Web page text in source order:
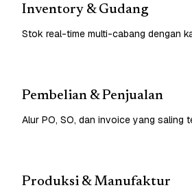
Inventory & Gudang
Stok real-time multi-cabang dengan
Pembelian & Penjualan
Alur PO, SO, dan invoice yang saling
Produksi & Manufaktur